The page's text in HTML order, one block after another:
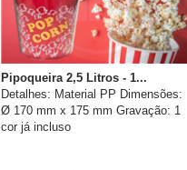
Pipoqueira 2,5 Litros - 1...
Detalhes: Material PP Dimensões:
Ø 170 mm x 175 mm Gravação: 1
cor já incluso